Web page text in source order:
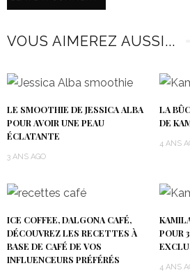
VOUS AIMEREZ AUSSI...
LE SMOOTHIE DE JESSICA ALBA
POUR AVOIR UNE PEAU
ÉCLATANTE
3 ANS AGO
LA
DE
4 ANS
ICE COFFEE, DALGONA CAFÉ,
DÉCOUVREZ LES RECETTES À
BASE DE CAFÉ DE VOS
INFLUENCEURS PRÉFÉRÉS
POUR
4 ANS